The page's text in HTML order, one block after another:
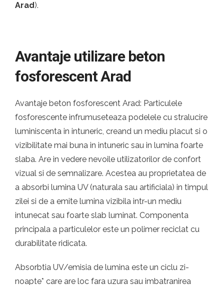
Arad).
Avantaje utilizare beton
fosforescent Arad
Avantaje beton fosforescent Arad: Particulele
fosforescente infrumuseteaza podelele cu stralucire
luminiscenta in intuneric, creand un mediu placut si o
vizibilitate mai buna in intuneric sau in lumina foarte
slaba. Are in vedere nevoile utilizatorilor de confort
vizual si de semnalizare. Acestea au proprietatea de
a absorbi lumina UV (naturala sau artificiala) in timpul
zilei si de a emite lumina vizibila intr-un mediu
intunecat sau foarte slab luminat. Componenta
principala a particulelor este un polimer reciclat cu
durabilitate ridicata.
Absorbtia UV/emisia de lumina este un ciclu zi-
noapte* care are loc fara uzura sau imbatranirea